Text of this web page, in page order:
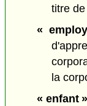
titre
«
la
« enfant »